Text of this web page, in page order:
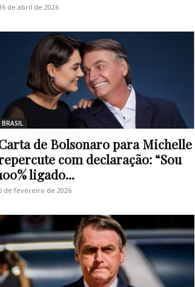
de abril de 2026
BRASIL
de Bolsonaro para Michelle
com declaração: “Sou
ligado...
de fevereiro de 2026